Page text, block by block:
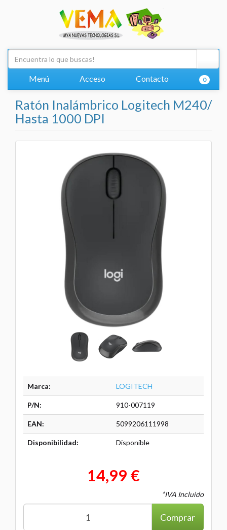
Menú Acceso Contacto 0
Ratón Inalámbrico Logitech M240/
Hasta 1000 DPI
Marca: LOGITECH
P/N: 910-007119
EAN: 5099206111998
Disponibilidad: Disponible
14,99 €
*IVA Incluido
Comprar